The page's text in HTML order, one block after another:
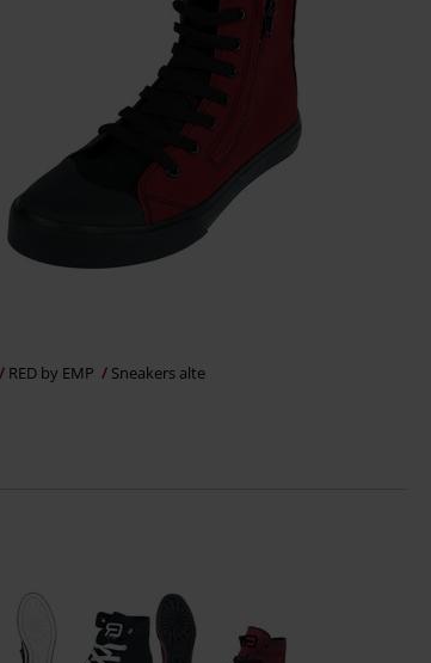
RED by EMP Sneakers alte